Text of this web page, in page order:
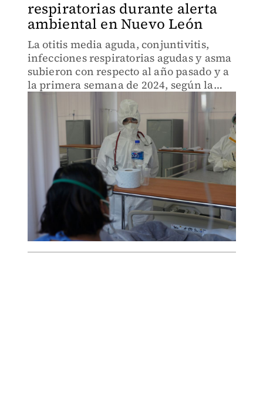
respiratorias durante alerta
ambiental en Nuevo León
La otitis media aguda, conjuntivitis,
infecciones respiratorias agudas y asma
subieron con respecto al año pasado y a
la primera semana de 2024, según la
Secretaría de Salud a nivel federal.